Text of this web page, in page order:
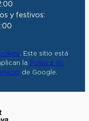
y festivos:
. Este sitio está
la Política de
de Google.